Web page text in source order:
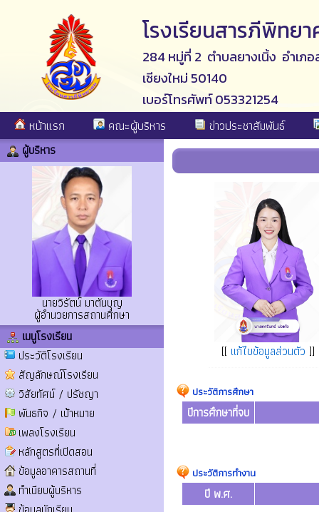
โรงเรียนสารภีพิทย
284 หมู่ที่ 2 ตำบลยางเนิ้ง อำเภ
เชียงใหม่ 50140
เบอร์โทรศัพท์ 053321254
หน้าแรก คณะผู้บริหาร ข่าวประชาสัมพันธ์
ผู้บริหาร
นายวิรัตน์ มาตันบุญ
ผู้อำนวยการสถานศึกษา
เมนูโรงเรียน
ประวัติโรงเรียน
สัญลักษณ์โรงเรียน
วิสัยทัศน์ / ปรัชญา
พันธกิจ / เป้าหมาย
เพลงโรงเรียน
หลักสูตรที่เปิดสอน
ข้อมูลอาคารสถานที่
ทำเนียบผู้บริหาร
[[ แก้ไขข้อมูลส่วนตัว ]]
ประวัติการศึกษา
ปีการศึกษาที่จบ
ประวัติการทำงาน
ปี พ.ศ.